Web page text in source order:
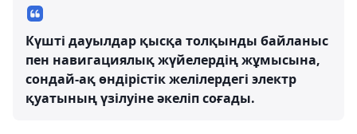
Күшті дауылдар қысқа толқынды байланыс
пен навигациялық жүйелердің жұмысына,
сондай-ақ өндірістік желілердегі электр
қуатының үзілуіне әкеліп соғады.